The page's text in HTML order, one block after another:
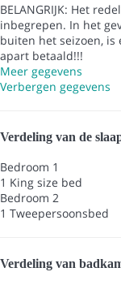
BELANGRIJK: Het
inbegrepen. In het
buiten het seizoen, is
apart betaald!!!
Meer gegevens
Verbergen gegevens
Verdeling van de
Bedroom 1
1 King size bed
Bedroom 2
1 Tweepersoonsbed
Verdeling van